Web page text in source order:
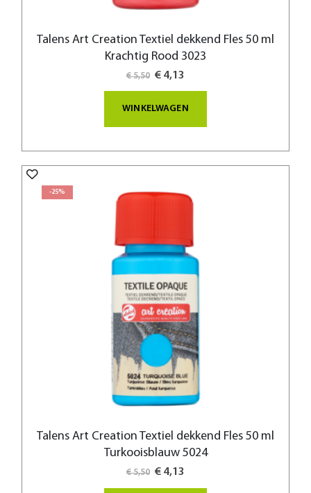
Talens Art Creation Textiel dekkend Fles 50 ml
Krachtig Rood 3023
€ 5,50
Special
Price
€ 4,13
WINKELWAGEN
-25%
Talens Art Creation Textiel dekkend Fles 50 ml
Turkooisblauw 5024
€ 5,50
Special
Price
€ 4,13